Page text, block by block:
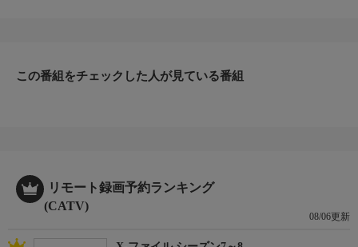
この番組をチェックした人が見ている番組
リモート録画予約ランキング
(CATV)
08/06更新